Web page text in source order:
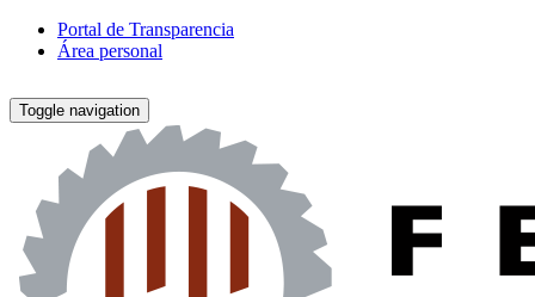
Portal de Transparencia
Área personal
Toggle navigation